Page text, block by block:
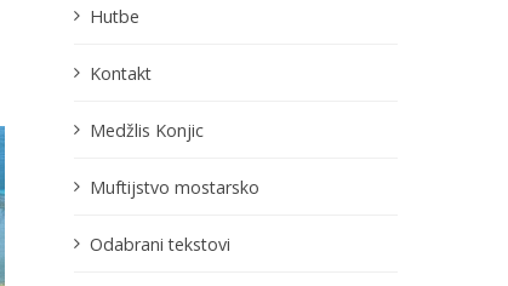
Hutbe
Kontakt
Medžlis Konjic
Muftijstvo mostarsko
Odabrani tekstovi